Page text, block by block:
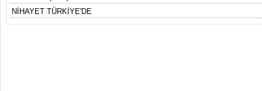
NİHAYET TÜRKİYE'DE